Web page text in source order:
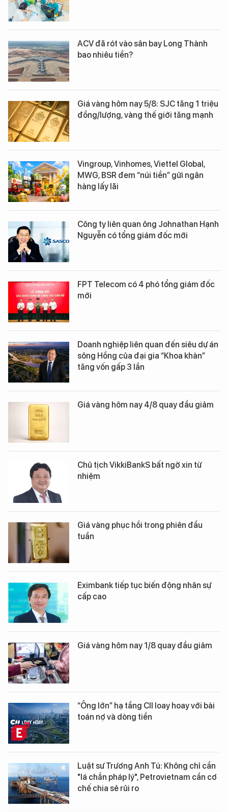
ACV đã rót vào sân bay Long Thành
bao nhiêu tiền?
Giá vàng hôm nay 5/8: SJC tăng 1 triệu
đồng/lượng, vàng thế giới tăng mạnh
Vingroup, Vinhomes, Viettel Global,
MWG, BSR đem “núi tiền” gửi ngân
hàng lấy lãi
Công ty liên quan ông Johnathan Hạnh
Nguyễn có tổng giám đốc mới
FPT Telecom có 4 phó tổng giám đốc
mới
Doanh nghiệp liên quan đến siêu dự án
sông Hồng của đại gia “Khoa khàn”
tăng vốn gấp 3 lần
Giá vàng hôm nay 4/8 quay đầu giảm
Chủ tịch VikkiBankS bất ngờ xin từ
nhiệm
Giá vàng phục hồi trong phiên đầu
tuần
Eximbank tiếp tục biến động nhân sự
cấp cao
Giá vàng hôm nay 1/8 quay đầu giảm
“Ông lớn” hạ tầng CII loay hoay với bài
toán nợ và dòng tiền
Luật sư Trương Anh Tú: Không chỉ cần
"lá chắn pháp lý", Petrovietnam cần cơ
chế chia sẻ rủi ro